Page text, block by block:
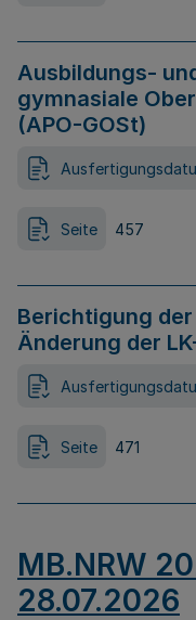
Ausbildungs-
gymnasiale
(APO-GOSt)
Seite 457
Berichtigung
Änderung der
Seite 471
MB.NRW
28.07.2026